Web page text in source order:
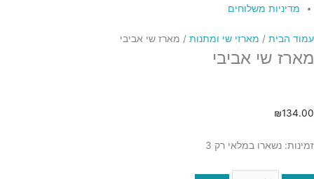
מדיניות משלוחים
עמוד הבית / מארזי שי ומתנות / מארז שי אביבי
מארז שי אביבי
₪134.00
זמינות: נשארו במלאי רק 3